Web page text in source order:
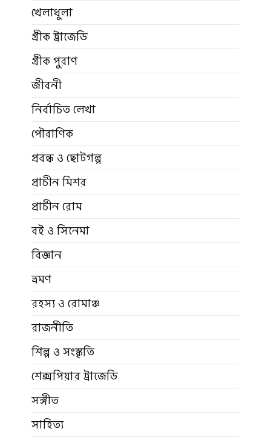
খেলাধুলা
গ্রীক ট্রাজেডি
গ্রীক পুরাণ
জীবনী
নির্বাচিত লেখা
পৌরাণিক
প্রবন্ধ ও ছোটগল্প
প্রাচীন মিশর
প্রাচীন রোম
বই ও সিনেমা
বিজ্ঞান
ভ্রমণ
রহস্য ও রোমাঞ্চ
রাজনীতি
শিল্প ও সংস্কৃতি
শেক্সপিয়ার ট্রাজেডি
সঙ্গীত
সাহিত্য